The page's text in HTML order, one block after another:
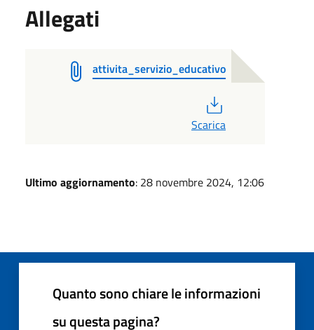
Allegati
attivita_servizio_educativo
Scarica
Ultimo aggiornamento: 28 novembre 2024, 12:06
Quanto sono chiare le informazioni
su questa pagina?